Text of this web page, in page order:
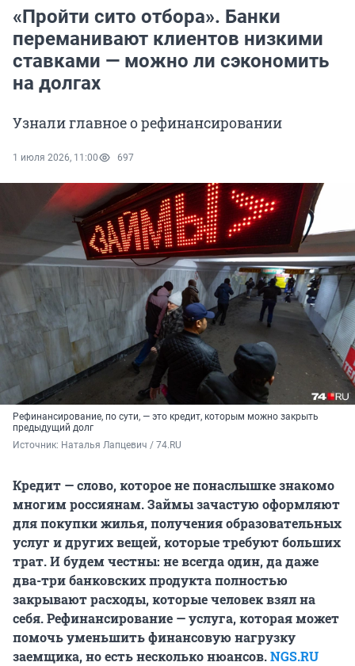
«Пройти сито отбора». Банки
переманивают клиентов низкими
ставками — можно ли сэкономить
на долгах
Узнали главное о рефинансировании
1 июля 2026, 11:00 697
Рефинансирование, по сути, — это кредит, которым можно закрыть
предыдущий долг
Источник: Наталья Лапцевич / 74.RU
Кредит — слово, которое не понаслышке знакомо
многим россиянам. Займы зачастую оформляют
для покупки жилья, получения образовательных
услуг и других вещей, которые требуют больших
трат. И будем честны: не всегда один, да даже
два-три банковских продукта полностью
закрывают расходы, которые человек взял на
себя. Рефинансирование — услуга, которая может
помочь уменьшить финансовую нагрузку
заемщика, но есть несколько нюансов.NGS.RU